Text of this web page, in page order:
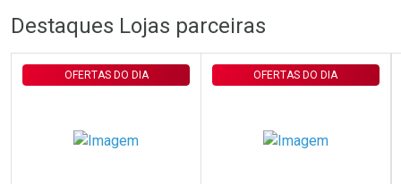
FECHAR
Laboratório
FECHAR
Por Menos Por Menos
Destaques Lojas parceiras
OFERTAS DO DIA OFERTAS DO DIA